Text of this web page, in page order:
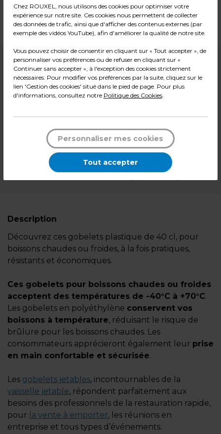
Matière : Polyéthylène
Dimensions : P 9,5 x H 12,4 cm
Poids : 0,58 kg
6,99€ HT
8,39 € TTC*
Ajouter au panier
Description
Découvrez ces gobelets plastique de 40 cl, pour
boissons chaudes ou froides, à la fois pratiques,
résistants et économiques.
Ces gobelets pour boissons chaudes ou froides
acceptent des températures de -40°C à +70°C.
Les gobelets en polyéthylène conservent vos
boissons à température, réduisant le risque de
brûlure pour les boissons chaudes. Les
consommateurs apprécieront également leur prise
en main confortable et sécurisée.
Les gobelets jetables, incontournables de la
vaisselle jetable, répondent parfaitement aux
besoins des professionnels de la restauration rapide,
pour la vente à emporter, les réunions en
entreprise et tous types d’événements.
Chez ROUXEL, nous utilisons des cookies pour optimiser votre
expérience sur notre site. Ces cookies nous permettent de collecter
des données de trafic, ainsi que d'afficher des contenus externes (par
exemple des vidéos YouTube), afin d'améliorer la qualité de notre site.
Vous pouvez choisir de consentir en cliquant sur « Tout accepter », de
personnaliser vos préférences ou de refuser en cliquant sur «
Continuer sans accepter », à l'exception des cookies strictement
nécessaires. Pour modifier vos préférences par la suite, cliquez sur le
lien 'Gestion des cookies' situé dans le pied de page. Pour plus
d'informations, consultez notre Politique des Cookies.
Personnaliser mes cookies
Tout accepter